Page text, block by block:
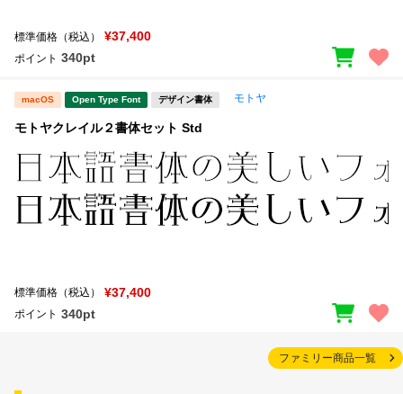
標準価格（税込） ¥37,400
ポイント 340pt
macOS Open Type Font デザイン書体 モトヤ
モトヤクレイル２書体セット Std
標準価格（税込） ¥37,400
ポイント 340pt
ファミリー商品一覧